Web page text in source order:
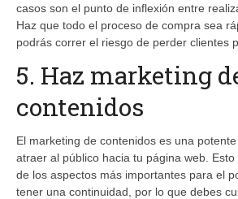
casos son el punto de inflexión entre
Haz que todo el proceso de compra sea
podrás correr el riesgo de perder clientes
5. Haz marketing
contenidos
El marketing de contenidos es una
atraer al público hacia tu página web.
de los aspectos más importantes para el
tener una continuidad, por lo que debes